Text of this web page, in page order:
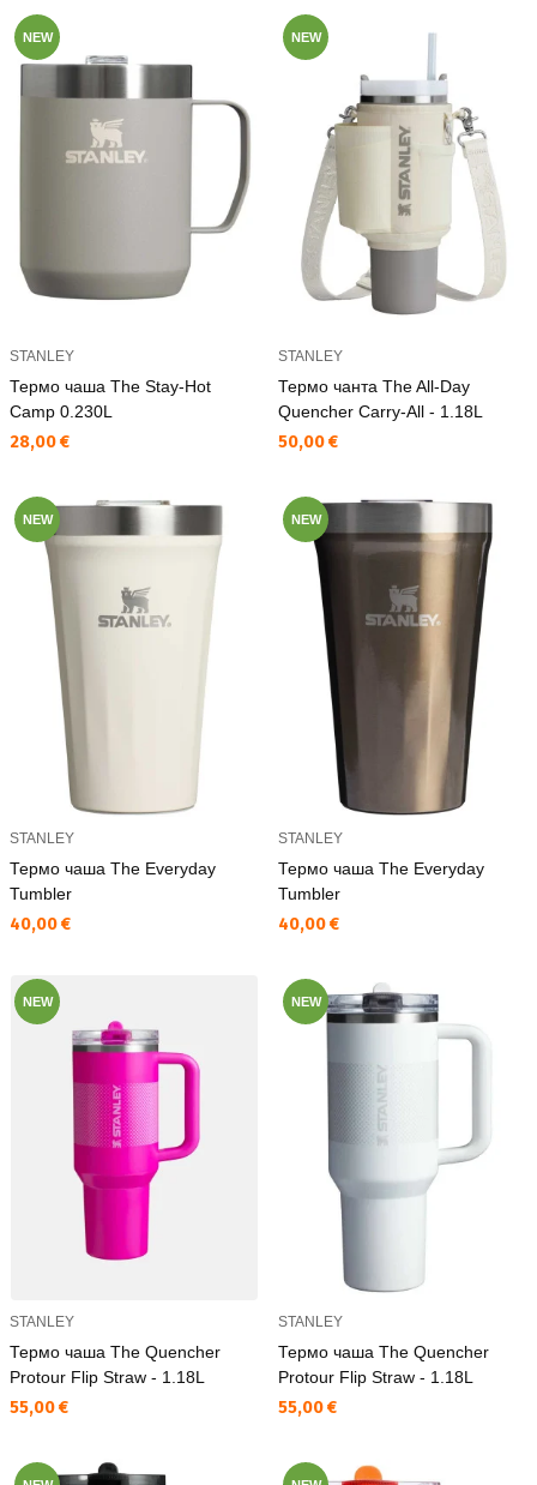
NEW
STANLEY
Термо чаша The Stay-Hot
Camp 0.230L
Текуща цена:
28,00 €
NEW
STANLEY
Термо чанта The All-Day
Quencher Carry-All - 1.18L
Текуща цена:
50,00 €
NEW
STANLEY
Термо чаша The Everyday
Tumbler
Текуща цена:
40,00 €
NEW
STANLEY
Термо чаша The Everyday
Tumbler
Текуща цена:
40,00 €
NEW
STANLEY
Термо чаша The Quencher
Protour Flip Straw - 1.18L
Текуща цена:
55,00 €
NEW
STANLEY
Термо чаша The Quencher
Protour Flip Straw - 1.18L
Текуща цена:
55,00 €